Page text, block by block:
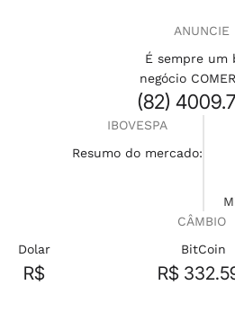
ANUNCIE
É sempre um
negócio
(82)
IBOVESPA
Resumo do mercado:
CÂMBIO
Dolar
R$
BitCoin
R$